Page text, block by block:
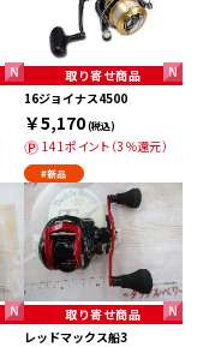
取り寄せ商品
16ジョイナス4500
￥5,170(税込)
141ポイント（3％還元）
#新品
取り寄せ商品
レッドマックス船3